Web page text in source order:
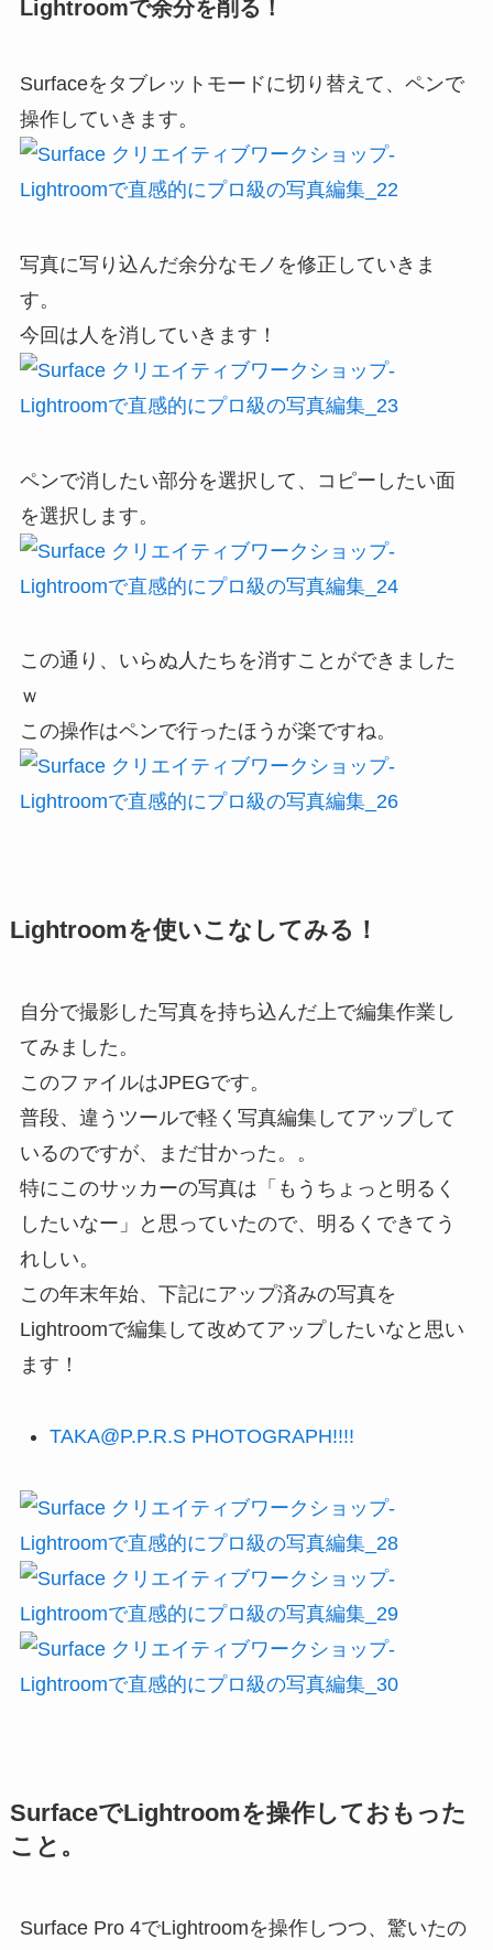
Lightroomで余分を削る！
Surfaceをタブレットモードに切り替えて、ペンで
操作していきます。
写真に写り込んだ余分なモノを修正していきま
す。
今回は人を消していきます！
ペンで消したい部分を選択して、コピーしたい面
を選択します。
この通り、いらぬ人たちを消すことができました
ｗ
この操作はペンで行ったほうが楽ですね。
Lightroomを使いこなしてみる！
自分で撮影した写真を持ち込んだ上で編集作業し
てみました。
このファイルはJPEGです。
普段、違うツールで軽く写真編集してアップして
いるのですが、まだ甘かった。。
特にこのサッカーの写真は「もうちょっと明るく
したいなー」と思っていたので、明るくできてう
れしい。
この年末年始、下記にアップ済みの写真を
Lightroomで編集して改めてアップしたいなと思い
ます！
TAKA@P.P.R.S PHOTOGRAPH!!!!
SurfaceでLightroomを操作しておもった
こと。
Surface Pro 4でLightroomを操作しつつ、驚いたの